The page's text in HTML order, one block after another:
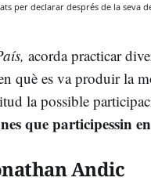
per declarar després de la seva
acorda practicar
què es va produir la
la possible
que participessin
Andic